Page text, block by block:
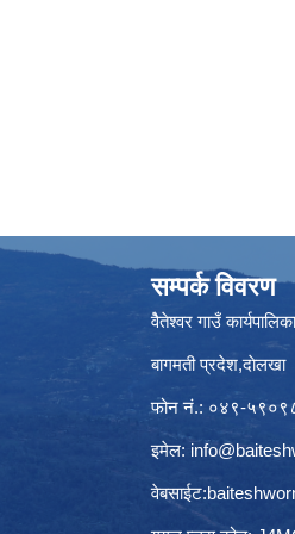
सम्पर्क विवरण
वैेतेश्वर गाउँ
बागमती‌ प्रदेश,दाेलखा
फोन नं.: ०४९-
इमेल: